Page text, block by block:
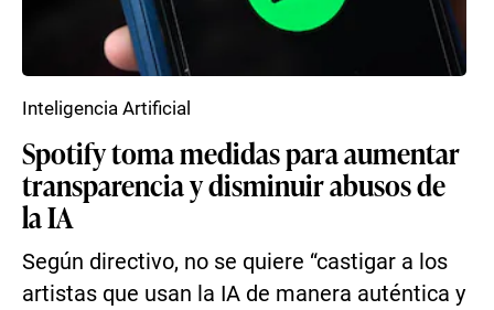
Spotify toma medidas para aumentar
transparencia y disminuir abusos de
la IA
Según directivo, no se quiere “castigar a los
artistas que usan la IA de manera auténtica y
Inteligencia Artificial